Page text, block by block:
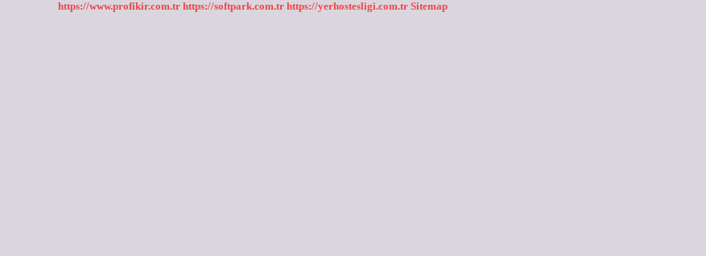
https://www.profikir.com.tr https://softpark.com.tr https://yerhostesligi.com.tr Sitemap